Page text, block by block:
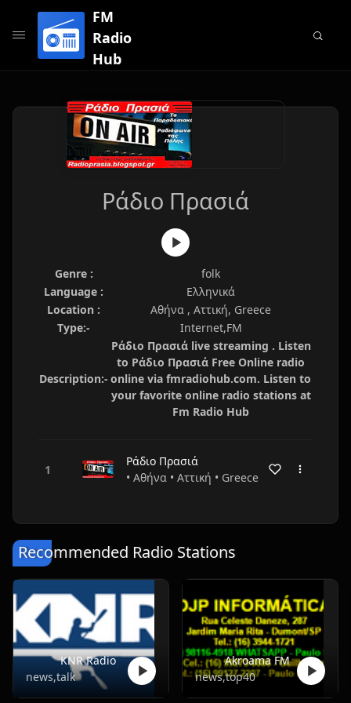
FM
Radio
Hub
Ράδιο Πρασιά
Genre :
folk
Language :
Ελληνικά
Location :
Αθήνα , Αττική, Greece
Type:-
Internet,FM
Description:-
Ράδιο Πρασιά live streaming . Listen
to Ράδιο Πρασιά Free Online radio
online via fmradiohub.com. Listen to
your favorite online radio stations at
Fm Radio Hub
Ράδιο Πρασιά
• Αθήνα • Αττική • Greece
Recommended Radio Stations
KNR Radio
news,talk
Akroama FM
news,top40